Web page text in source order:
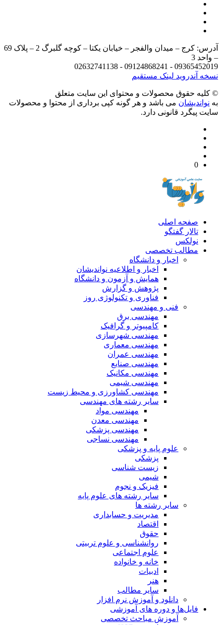
آدرس: کرج – میدان والفجر – خیابان یکتا – کوچه گلبرگ 2 – پلاک 69
3
09365452019 - 09124868241 -
آندرویدلینک مستقیم
حقوق محصولات و محتوای اين سایت متعلق
می باشد و هر گونه کپی برداری از محتوا و محصولات
پیگرد قانونی دارد.
صفحه اصلی
تالار گفتگو
نولکس
مطالب تخصصی
اخبار و دانشگاه
اخبار و اطلاعیه نواندیشان
همایش و آزمون و دانشگاه
پژوهش و گزارش
فناوری و تکنولوژی روز
فنی و مهندسی
مهندسی برق
کامپیوتر و گرافیک
مهندسی شهرسازی
مهندسی معماری
مهندسی عمران
مهندسی صنایع
مهندسی مکانیک
مهندسی شیمی
مهندسی کشاورزی و محیط زیست
سایر رشته های مهندسی
مهندسی مواد
مهندسی معدن
مهندسی پزشکی
مهندسی نساجی
علوم پایه و پزشکی
پزشکی
زیست شناسی
شیمی
فیزیک و نجوم
سایر رشته های علوم پایه
سایر رشته ها
مدیریت و حسابداری
اقتصاد
حقوق
روانشناسی و علوم تربیتی
علوم اجتماعی
خانه و خانواده
ادبیات
هنر
سایر مطالب
دانلود و آموزش نرم افزار
فایل‌ها و دوره های آموزشی
آموزش مباحث تخصصی